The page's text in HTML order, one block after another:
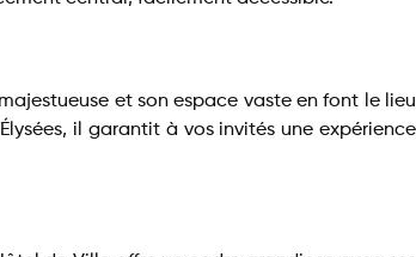
et son espace vaste en font le lieu
il garantit à vos invités une expérience